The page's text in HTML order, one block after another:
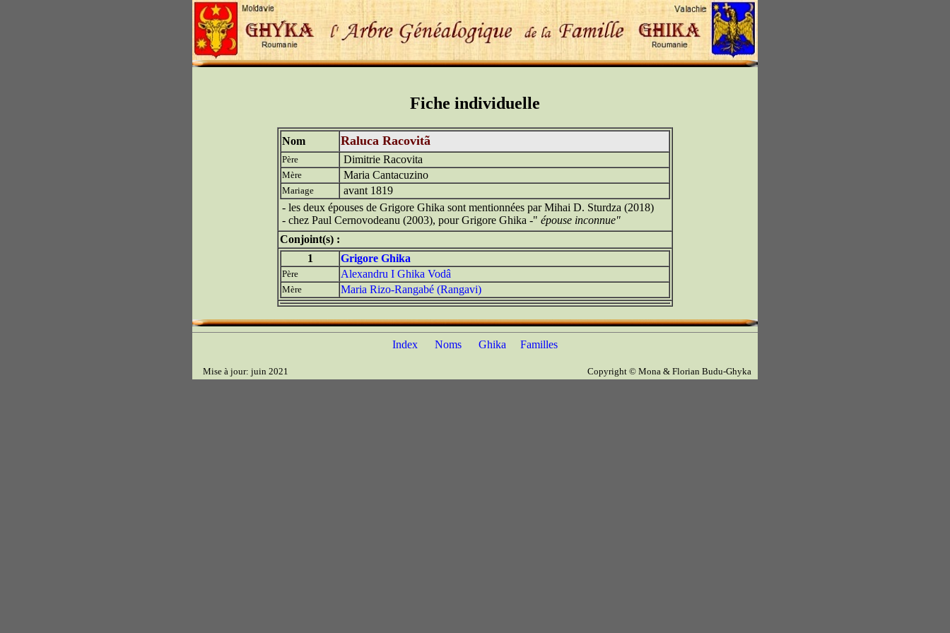
Fiche individuelle
Nom Raluca Racovitã
Père Dimitrie Racovita
Mère Maria Cantacuzino
Mariage
avant 1819
- les deux épouses de Grigore Ghika sont mentionnées par Mihai D. Sturdza (2018)
- chez Paul Cernovodeanu (2003), pour Grigore Ghika -" épouse inconnue"
Conjoint(s) :
1
Grigore Ghika
Père Alexandru I Ghika Vodâ
Mère Maria Rizo-Rangabé (Rangavi)
Index Noms Ghika Familles
Mise à jour: juin 2021 Copyright © Mona & Florian Budu-Ghyka